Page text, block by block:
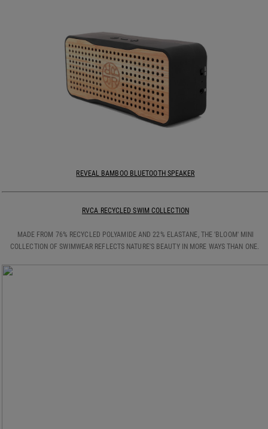
REVEAL BAMBOO BLUETOOTH SPEAKER
RVCA RECYCLED SWIM COLLECTION
MADE FROM 76% RECYCLED POLYAMIDE AND 22% ELASTANE, THE 'BLOOM' MINI
COLLECTION OF SWIMWEAR REFLECTS NATURE'S BEAUTY IN MORE WAYS THAN ONE.